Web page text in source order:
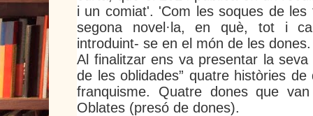
i un comiat'. 'Com les soques de
segona novel·la, en què, tot i
introduint- se en el món de les dones.
Al finalitzar ens va presentar la seva
de les oblidades” quatre històries
franquisme. Quatre dones que
Oblates (presó de dones).